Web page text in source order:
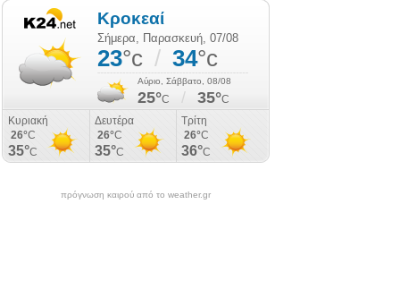
πρόγνωση καιρού από το weather.gr